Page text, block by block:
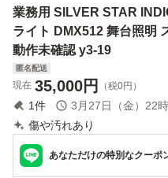
説・付属・ケース
付き】⑤照明舞台
ト 舞台 ステージ
照明
業務用 SILVER STAR
ライト DMX512 舞台照明
動作未確認 y3-19
匿名配送
現在 35,000円 （税0円）
1件 3月27日（金）22
傷や汚れあり
あなただけの特別なクーポ